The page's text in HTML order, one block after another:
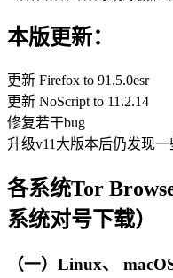
本版更新：
更新 Firefox to 91.5.0esr
更新 NoScript to 11.2.14
修复若干bug
升级v11大版本后仍发现
各系统Tor
系统对号下载）
（一）Linux、